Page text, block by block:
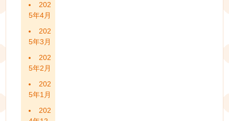
202
5年4月
202
5年3月
202
5年2月
202
5年1月
202